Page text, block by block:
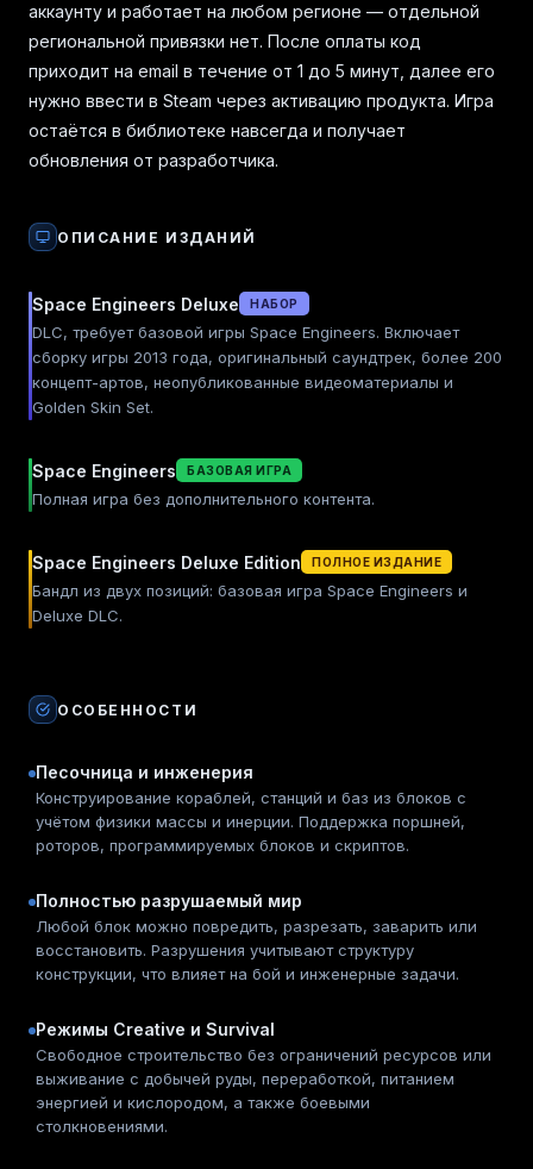
аккаунту и работает на любом регионе — отдельной
региональной привязки нет. После оплаты код
приходит на email в течение от 1 до 5 минут, далее его
нужно ввести в Steam через активацию продукта. Игра
остаётся в библиотеке навсегда и получает
обновления от разработчика.
ОПИСАНИЕ ИЗДАНИЙ
Space Engineers Deluxe НАБОР
DLC, требует базовой игры Space Engineers. Включает
сборку игры 2013 года, оригинальный саундтрек, более 200
концепт-артов, неопубликованные видеоматериалы и
Golden Skin Set.
Space Engineers БАЗОВАЯ ИГРА
Полная игра без дополнительного контента.
Space Engineers Deluxe Edition ПОЛНОЕ ИЗДАНИЕ
Бандл из двух позиций: базовая игра Space Engineers и
Deluxe DLC.
ОСОБЕННОСТИ
Песочница и инженерия
Конструирование кораблей, станций и баз из блоков с
учётом физики массы и инерции. Поддержка поршней,
роторов, программируемых блоков и скриптов.
Полностью разрушаемый мир
Любой блок можно повредить, разрезать, заварить или
восстановить. Разрушения учитывают структуру
конструкции, что влияет на бой и инженерные задачи.
Режимы Creative и Survival
Свободное строительство без ограничений ресурсов или
выживание с добычей руды, переработкой, питанием
энергией и кислородом, а также боевыми
столкновениями.